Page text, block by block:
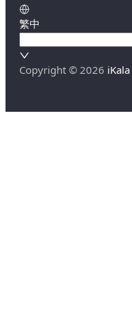
繁中
Copyright © 2026 iKala